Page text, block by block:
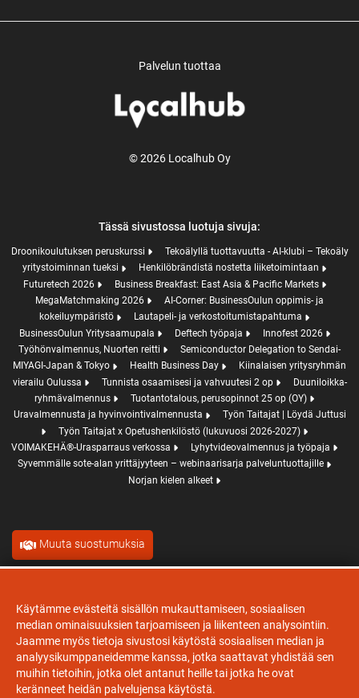
Palvelun tuottaa
© 2026 Localhub Oy
Tässä sivustossa luotuja sivuja:
Droonikoulutuksen peruskurssi
Tekoälyllä tuottavuutta - AI-klubi – Tekoäly
yritystoiminnan tueksi
Henkilöbrändistä nostetta liiketoimintaan
Futuretech 2026
Business Breakfast: East Asia & Pacific Markets
MegaMatchmaking 2026
AI-Corner: BusinessOulun oppimis- ja
kokeiluympäristö
Lautapeli- ja verkostoitumistapahtuma
BusinessOulun Yritysaamupala
Deftech työpaja
Innofest 2026
Työhönvalmennus, Nuorten reitti
Semiconductor Delegation to Sendai-
MIYAGI-Japan & Tokyo
Health Business Day
Kiinalaisen yritysryhmän
vierailu Oulussa
Tunnista osaamisesi ja vahvuutesi 2 op
Duuniloikka-
ryhmävalmennus
Tuotantotalous, perusopinnot 25 op (OY)
Uravalmennusta ja hyvinvointivalmennusta
Työn Taitajat | Löydä Juttusi
Työn Taitajat x Opetushenkilöstö (lukuvuosi 2026-2027)
VOIMAKEHÄ®-Urasparraus verkossa
Lyhytvideovalmennus ja työpaja
Syvemmälle sote-alan yrittäjyyteen – webinaarisarja palveluntuottajille
Norjan kielen alkeet
Muuta suostumuksia
Evästeet
Käytämme evästeitä sisällön mukauttamiseen, sosiaalisen
median ominaisuuksien tarjoamiseen ja liikenteen analysointiin.
Jaamme myös tietoja sivustosi käytöstä sosiaalisen median ja
analyysikumppaneidemme kanssa, jotka saattavat yhdistää sen
muihin tietoihin, jotka olet antanut heille tai jotka he ovat
keränneet heidän palvelujensa käytöstä.